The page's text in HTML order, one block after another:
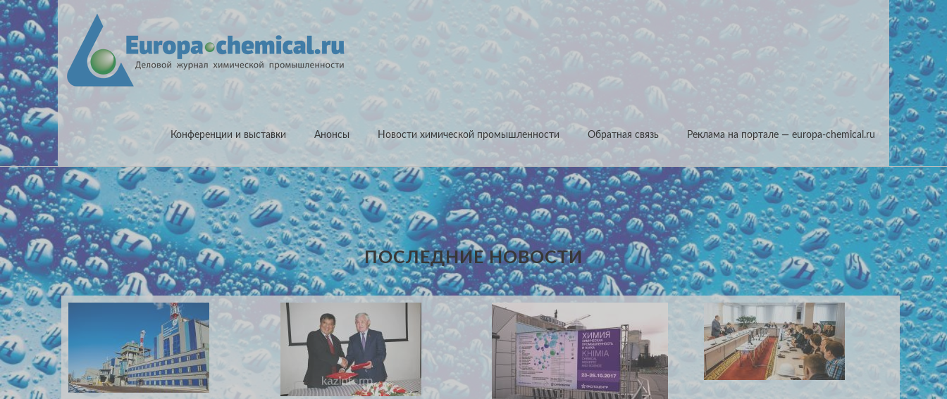
Конференции и выставки Анонсы Новости химической промышленности Обратная связь Реклама на портале — europa-chemical.ru
ПОСЛЕДНИЕ НОВОСТИ